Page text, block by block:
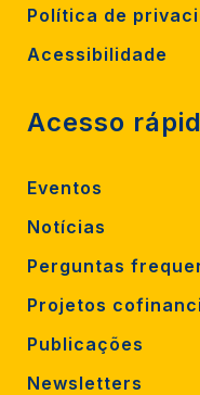
Política de
Acessibilidade
Acesso
Eventos
Notícias
Perguntas
Projetos
Publicações
Newsletters